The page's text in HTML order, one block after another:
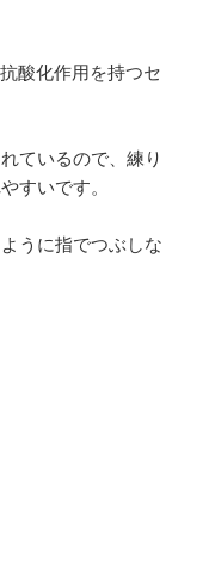
酸化作用を持つセ
ているので、練り
すいです。
うに指でつぶしな